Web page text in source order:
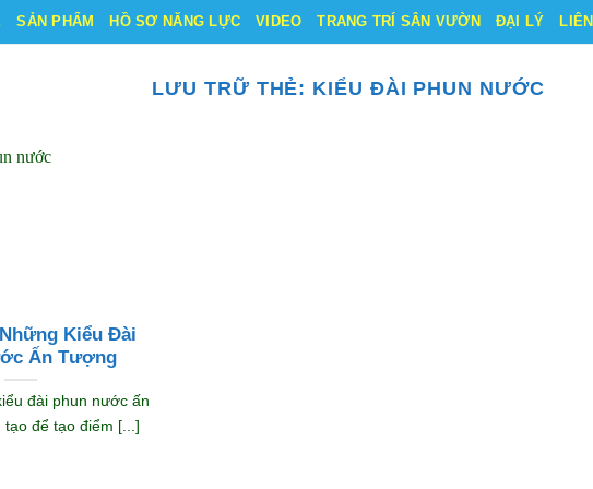
SẢN PHẨM HỒ SƠ NĂNG LỰC VIDEO TRANG TRÍ SÂN VƯỜN ĐẠI LÝ
LƯU TRỮ THẺ: KIỂU ĐÀI PHUN NƯỚC
Kiểu Đài
Ấn Tượng
đài phun nước ấn
để tạo điểm [...]